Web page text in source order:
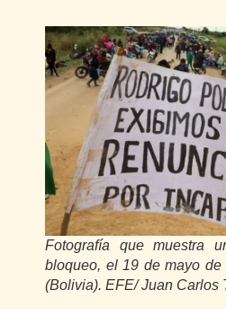
Fotografía que muestra
bloqueo, el 19 de mayo
(Bolivia). EFE/ Juan Carlos